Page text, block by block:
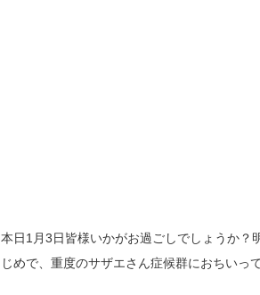
本日1月3日皆様いかがお過ごしでしょうか？
じめで、重度のサザエさん症候群におちいって